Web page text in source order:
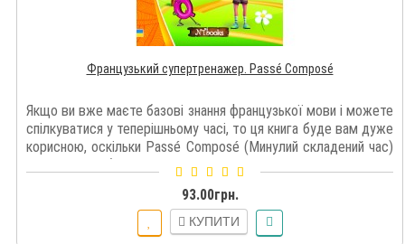
Французький супертренажер. Passé Composé
Якщо ви вже маєте базові знання французької мови і можете
спілкуватися у теперішньому часі, то ця книга буде вам дуже
корисною, оскільки Passé Composé (Минулий складений час)
є одним з найбільш вживан..
93.00грн.
КУПИТИ